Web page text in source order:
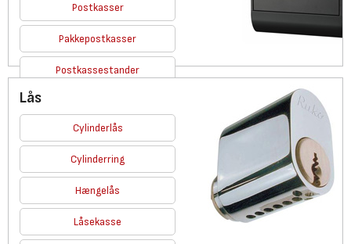
Postkasser
Pakkepostkasser
Postkassestander
Se alle
Lås
Cylinderlås
Cylinderring
Hængelås
Låsekasse